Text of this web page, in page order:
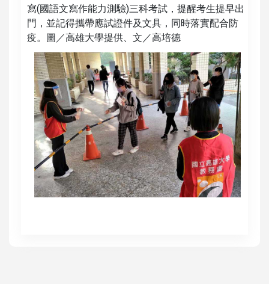
寫(國語文寫作能力測驗)三科考試，提醒考生提早出
門，並記得攜帶應試證件及文具，同時落實配合防
疫。圖／高雄大學提供、文／高培德